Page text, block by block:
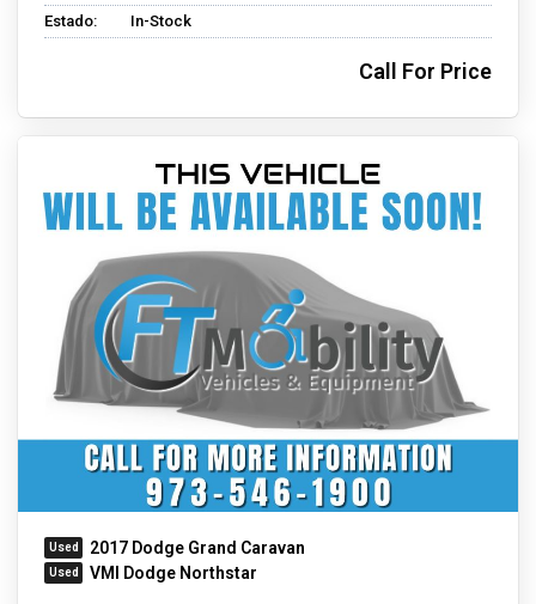
Estado:
In-Stock
Call For Price
2017 Dodge Grand Caravan
VMI Dodge Northstar